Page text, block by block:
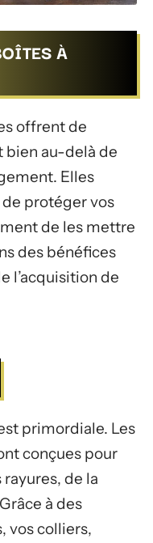
À
offrent de
bien au-delà de
Elles
protéger vos
de les mettre
des bénéfices
l’acquisition de
primordiale. Les
conçues pour
de la
à des
vos colliers,